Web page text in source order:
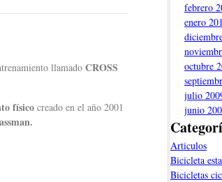
llamado CROSS
físico creado en el año 2001
febrero
enero
octubre
julio
junio
Articulos
Bicicleta
Bicicletas